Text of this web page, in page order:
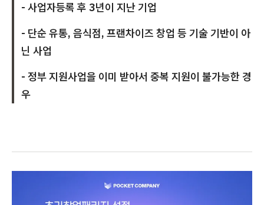
- 사업자등록 후 3년이 지난 기업
- 단순 유통, 음식점, 프랜차이즈 창업 등 기술 기반이 아
닌 사업
- 정부 지원사업을 이미 받아서 중복 지원이 불가능한 경
우